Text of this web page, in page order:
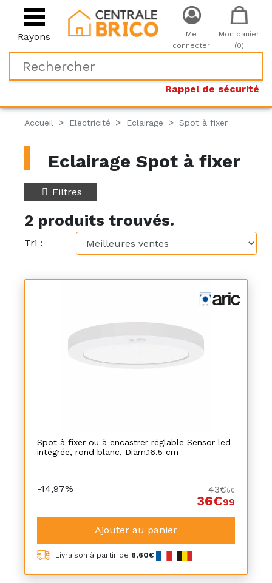
Rayons
Rappel de sécurité
Me
connecter
Mon panier
(0)
Accueil Electricité Eclairage Spot à fixer
Eclairage Spot à fixer
Filtres
2 produits trouvés.
Tri :
Spot à fixer ou à encastrer réglable Sensor led
intégrée, rond blanc, Diam.16.5 cm
-14,97% 43€50
36€99
Ajouter au panier
Livraison à partir de 6,60€